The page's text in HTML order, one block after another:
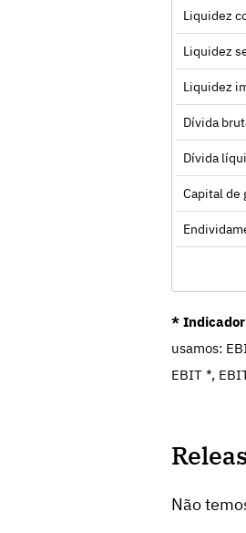
Liquidez
Liquidez
Liquidez
Dívida
Dívida
Capital de
*
usamos:
EBIT *,
Não